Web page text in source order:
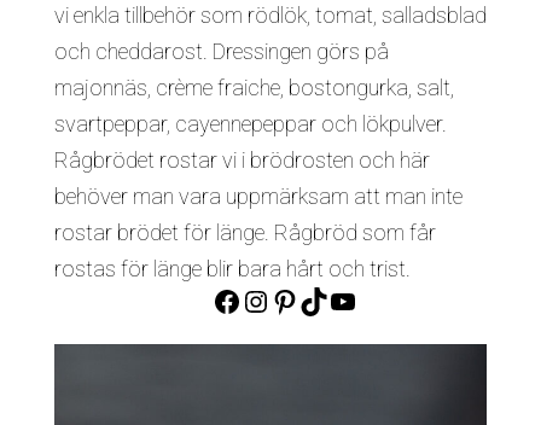
vi enkla tillbehör som rödlök, tomat, salladsblad
och cheddarost. Dressingen görs på
majonnäs, crème fraiche, bostongurka, salt,
svartpeppar, cayennepeppar och lökpulver.
Rågbrödet rostar vi i brödrosten och här
behöver man vara uppmärksam att man inte
rostar brödet för länge. Rågbröd som får
rostas för länge blir bara hårt och trist.
Facebook
Instagram
Pinterest
TikTok
YouTube